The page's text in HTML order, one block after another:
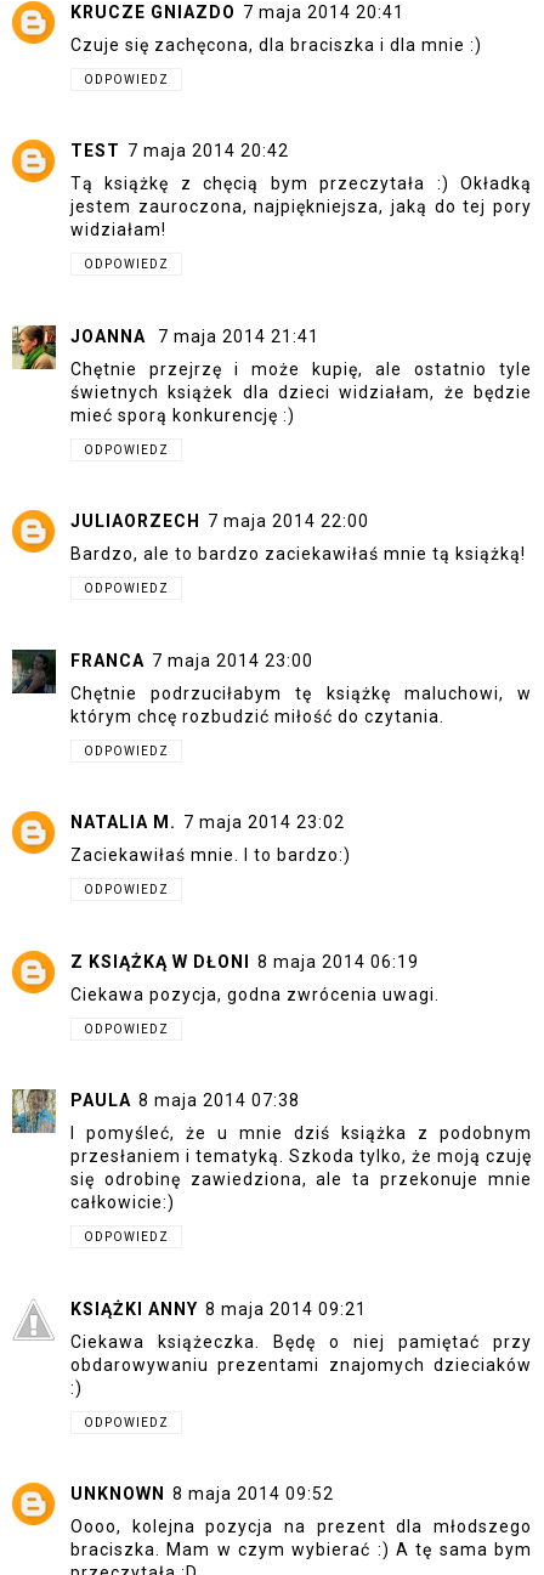
KRUCZE GNIAZDO 7 maja 2014 20:41
Czuje się zachęcona, dla braciszka i dla mnie :)
ODPOWIEDZ
TEST 7 maja 2014 20:42
Tą książkę z chęcią bym przeczytała :) Okładką
jestem zauroczona, najpiękniejsza, jaką do tej pory
widziałam!
ODPOWIEDZ
JOANNA
7 maja 2014 21:41
Chętnie przejrzę i może kupię, ale ostatnio tyle
świetnych książek dla dzieci widziałam, że będzie
mieć sporą konkurencję :)
ODPOWIEDZ
JULIAORZECH
7 maja 2014 22:00
Bardzo, ale to bardzo zaciekawiłaś mnie tą książką!
ODPOWIEDZ
FRANCA 7 maja 2014 23:00
Chętnie podrzuciłabym tę książkę maluchowi, w
którym chcę rozbudzić miłość do czytania.
ODPOWIEDZ
NATALIA M. 7 maja 2014 23:02
Zaciekawiłaś mnie. I to bardzo:)
ODPOWIEDZ
Z KSIĄŻKĄ W DŁONI
8 maja 2014 06:19
Ciekawa pozycja, godna zwrócenia uwagi.
ODPOWIEDZ
PAULA 8 maja 2014 07:38
I pomyśleć, że u mnie dziś książka z podobnym
przesłaniem i tematyką. Szkoda tylko, że moją czuję
się odrobinę zawiedziona, ale ta przekonuje mnie
całkowicie:)
ODPOWIEDZ
KSIĄŻKI ANNY 8 maja 2014 09:21
Ciekawa książeczka. Będę o niej pamiętać przy
obdarowywaniu prezentami znajomych dzieciaków
:)
ODPOWIEDZ
UNKNOWN
8 maja 2014 09:52
Oooo, kolejna pozycja na prezent dla młodszego
braciszka. Mam w czym wybierać :) A tę sama bym